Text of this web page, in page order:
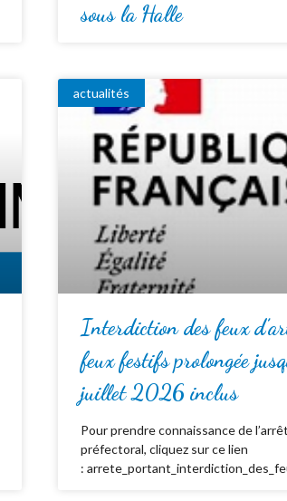
sous la Halle
actualités
Interdiction des feux
feux festifs prolongée
juillet 2026 inclus
Pour prendre connaissance de
préfectoral, cliquez sur ce lien
: